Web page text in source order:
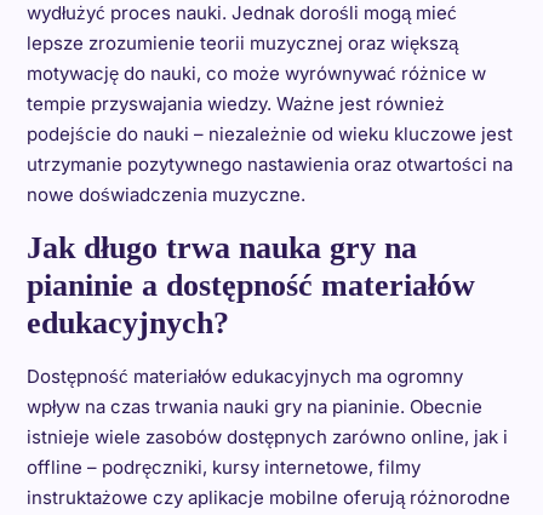
wydłużyć proces nauki. Jednak dorośli mogą mieć
lepsze zrozumienie teorii muzycznej oraz większą
motywację do nauki, co może wyrównywać różnice w
tempie przyswajania wiedzy. Ważne jest również
podejście do nauki – niezależnie od wieku kluczowe jest
utrzymanie pozytywnego nastawienia oraz otwartości na
nowe doświadczenia muzyczne.
Jak długo trwa nauka gry na
pianinie a dostępność materiałów
edukacyjnych?
Dostępność materiałów edukacyjnych ma ogromny
wpływ na czas trwania nauki gry na pianinie. Obecnie
istnieje wiele zasobów dostępnych zarówno online, jak i
offline – podręczniki, kursy internetowe, filmy
instruktażowe czy aplikacje mobilne oferują różnorodne